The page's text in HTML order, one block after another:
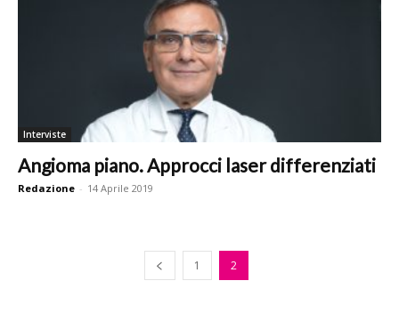
Interviste
Angioma piano. Approcci laser differenziati
Redazione - 14 Aprile 2019
1 2